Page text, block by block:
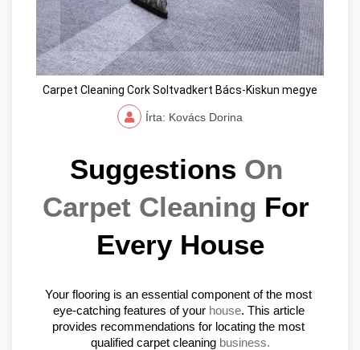
Carpet Cleaning Cork Soltvadkert Bács-Kiskun megye
Írta: Kovács Dorina
Suggestions On
Carpet Cleaning For
Every House
Your flooring is an essential component of the most
eye-catching features of your house. This article
provides recommendations for locating the most
qualified carpet cleaning business.